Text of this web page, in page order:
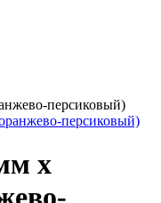
персиковый)
х